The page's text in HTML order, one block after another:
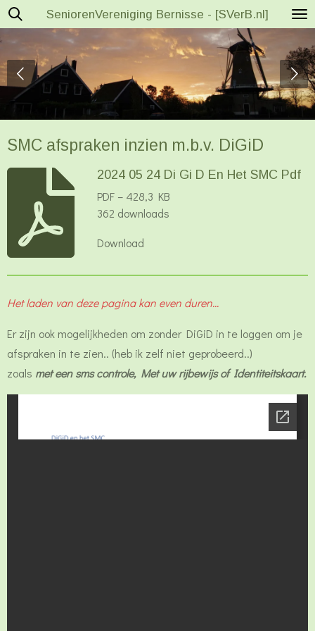
Ga
naar
de
hoofdinhoud
SeniorenVereniging Bernisse - [SVerB.nl]
SMC afspraken inzien m.b.v. DiGiD
2024 05 24 Di Gi D En Het SMC Pdf
PDF – 428,3 KB
362 downloads
Download
Het laden van deze pagina kan even duren...
Er zijn ook mogelijkheden om zonder DiGiD in te loggen om je
afspraken in te zien.. (heb ik zelf niet geprobeerd..)
zoals met een sms controle, Met uw rijbewijs of Identiteitskaart.